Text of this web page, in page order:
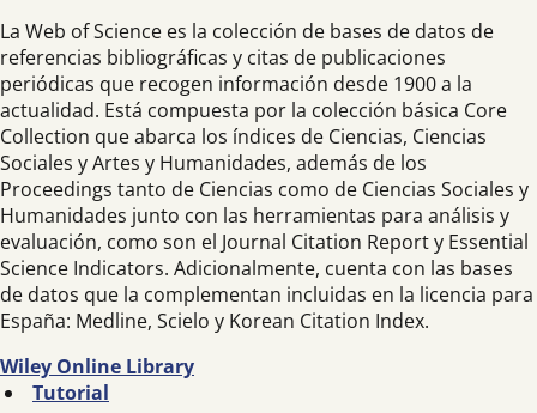
La Web of Science es la colección de bases de datos de
referencias bibliográficas y citas de publicaciones
periódicas que recogen información desde 1900 a la
actualidad. Está compuesta por la colección básica Core
Collection que abarca los índices de Ciencias, Ciencias
Sociales y Artes y Humanidades, además de los
Proceedings tanto de Ciencias como de Ciencias Sociales y
Humanidades junto con las herramientas para análisis y
evaluación, como son el Journal Citation Report y Essential
Science Indicators. Adicionalmente, cuenta con las bases
de datos que la complementan incluidas en la licencia para
España: Medline, Scielo y Korean Citation Index.
Wiley Online Library
Tutorial